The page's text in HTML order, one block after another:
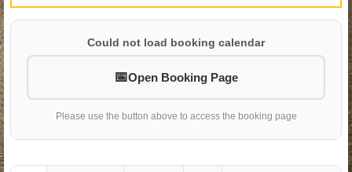
Could not load booking calendar
Open Booking Page
Please use the button above to access the booking page